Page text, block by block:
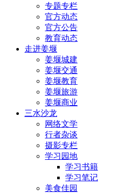
专题专栏
官方动态
官方公告
教育动态
走进姜堰
姜堰城建
姜堰交通
姜堰教育
姜堰旅游
姜堰商业
三水沙龙
网络文学
行者杂谈
摄影专栏
学习园地
学习书籍
学习笔记
美食佳园